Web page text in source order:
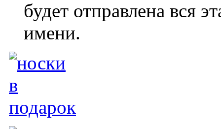
будет отправлена вся
имени.